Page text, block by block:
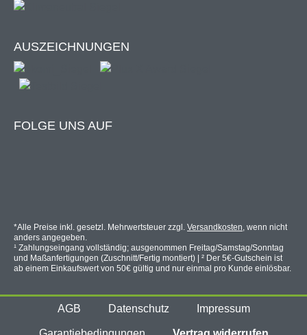
AUSZEICHNUNGEN
FOLGE UNS AUF
*Alle Preise inkl. gesetzl. Mehrwertsteuer zzgl. Versandkosten, wenn nicht
anders angegeben.
¹ Zahlungseingang vollständig; ausgenommen Freitag/Samstag/Sonntag
und Maßanfertigungen (Zuschnitt/Fertig montiert) | ² Der 5€-Gutschein ist
ab einem Einkaufswert von 50€ gültig und nur einmal pro Kunde einlösbar.
AGB Datenschutz Impressum